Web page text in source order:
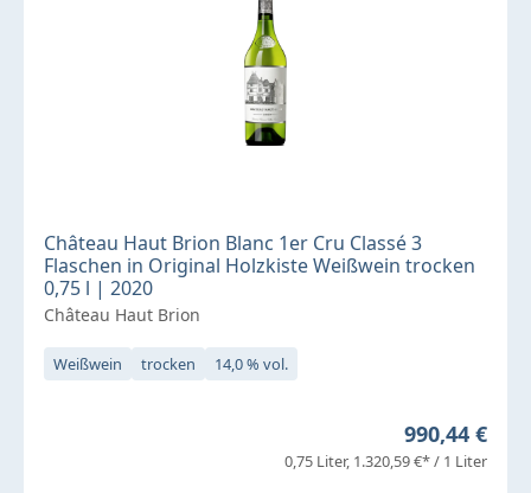
Château Haut Brion Blanc 1er Cru Classé 3
Flaschen in Original Holzkiste Weißwein trocken
0,75 l | 2020
Château Haut Brion
Weißwein trocken 14,0 % vol.
Regulärer
990,44 €
0,75 Liter 1.320,59 €* / 1 Liter